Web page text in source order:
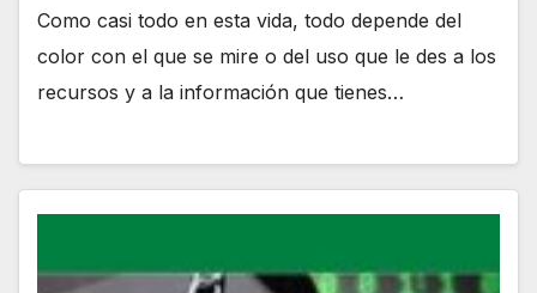
Como casi todo en esta vida, todo depende del
color con el que se mire o del uso que le des a los
recursos y a la información que tienes…